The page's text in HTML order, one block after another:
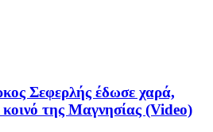
Σεφερλής έδωσε χαρά,
της Μαγνησίας (Video)